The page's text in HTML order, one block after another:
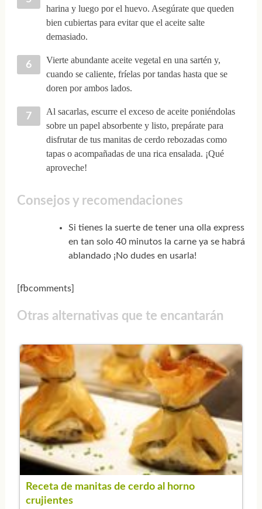
harina y luego por el huevo. Asegúrate que queden
bien cubiertas para evitar que el aceite salte
demasiado.
Vierte abundante aceite vegetal en una sartén y,
cuando se caliente, fríelas por tandas hasta que se
doren por ambos lados.
Al sacarlas, escurre el exceso de aceite poniéndolas
sobre un papel absorbente y listo, prepárate para
disfrutar de tus manitas de cerdo rebozadas como
tapas o acompañadas de una rica ensalada. ¡Qué
aproveche!
Consejos y recomendaciones
Si tienes la suerte de tener una olla express
en tan solo 40 minutos la carne ya se habrá
ablandado ¡No dudes en usarla!
[fbcomments]
Otras alternativas que te encantarán
Receta de manitas de cerdo al horno
crujientes